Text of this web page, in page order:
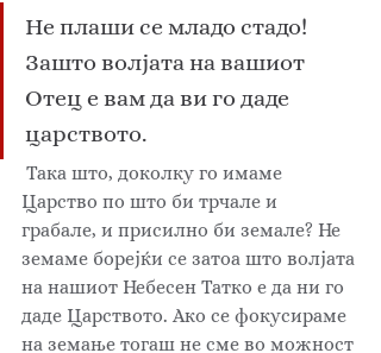
Не плаши се младо стадо!
Зашто волјата на вашиот
Отец е вам да ви го даде
царството.
Царство по што би трчале и
грабале, и присилно би земале? Не
земаме борејќи се затоа што волјата
на нашиот Небесен Татко е да ни го
даде Царството. Ако се фокусираме
на земање тогаш не сме во можност